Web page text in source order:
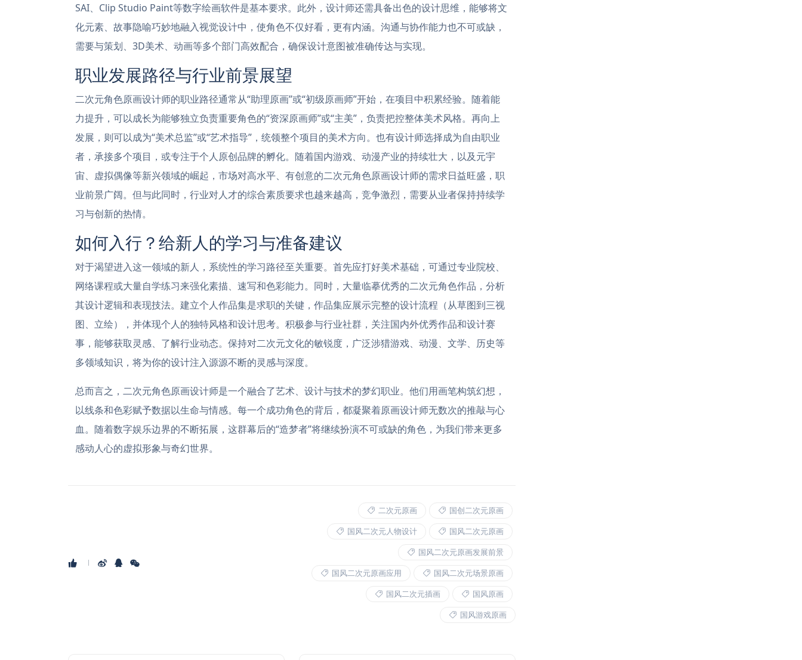
SAI、Clip Studio Paint等数字绘画软件是基本要求。此外，设计师还需具备出色的设计思维，能够将文
化元素、故事隐喻巧妙地融入视觉设计中，使角色不仅好看，更有内涵。沟通与协作能力也不可或缺，
需要与策划、3D美术、动画等多个部门高效配合，确保设计意图被准确传达与实现。
职业发展路径与行业前景展望
二次元角色原画设计师的职业路径通常从“助理原画”或“初级原画师”开始，在项目中积累经验。随着能
力提升，可以成长为能够独立负责重要角色的“资深原画师”或“主美”，负责把控整体美术风格。再向上
发展，则可以成为“美术总监”或“艺术指导”，统领整个项目的美术方向。也有设计师选择成为自由职业
者，承接多个项目，或专注于个人原创品牌的孵化。随着国内游戏、动漫产业的持续壮大，以及元宇
宙、虚拟偶像等新兴领域的崛起，市场对高水平、有创意的二次元角色原画设计师的需求日益旺盛，职
业前景广阔。但与此同时，行业对人才的综合素质要求也越来越高，竞争激烈，需要从业者保持持续学
习与创新的热情。
如何入行？给新人的学习与准备建议
对于渴望进入这一领域的新人，系统性的学习路径至关重要。首先应打好美术基础，可通过专业院校、
网络课程或大量自学练习来强化素描、速写和色彩能力。同时，大量临摹优秀的二次元角色作品，分析
其设计逻辑和表现技法。建立个人作品集是求职的关键，作品集应展示完整的设计流程（从草图到三视
图、立绘），并体现个人的独特风格和设计思考。积极参与行业社群，关注国内外优秀作品和设计赛
事，能够获取灵感、了解行业动态。保持对二次元文化的敏锐度，广泛涉猎游戏、动漫、文学、历史等
多领域知识，将为你的设计注入源源不断的灵感与深度。
总而言之，二次元角色原画设计师是一个融合了艺术、设计与技术的梦幻职业。他们用画笔构筑幻想，
以线条和色彩赋予数据以生命与情感。每一个成功角色的背后，都凝聚着原画设计师无数次的推敲与心
血。随着数字娱乐边界的不断拓展，这群幕后的“造梦者”将继续扮演不可或缺的角色，为我们带来更多
感动人心的虚拟形象与奇幻世界。
二次元原画
国创二次元原画
国风二次元人物设计
国风二次元原画
国风二次元原画发展前景
国风二次元原画应用
国风二次元场景原画
国风二次元插画
国风原画
国风游戏原画